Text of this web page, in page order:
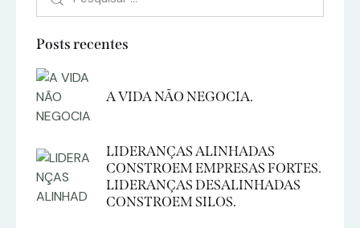
Posts recentes
A VIDA NÃO NEGOCIA.
LIDERANÇAS ALINHADAS
CONSTROEM EMPRESAS FORTES.
LIDERANÇAS DESALINHADAS
CONSTROEM SILOS.